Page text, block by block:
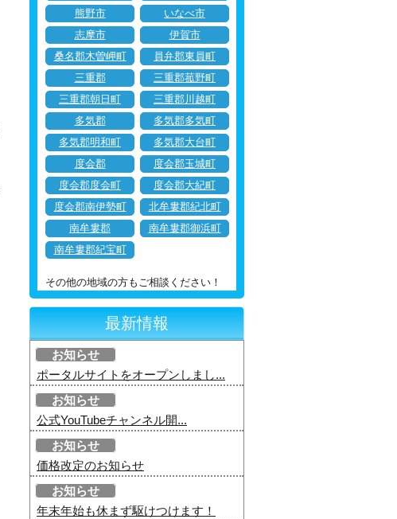
熊野市
いなべ市
志摩市
伊賀市
桑名郡木曽岬町
員弁郡東員町
三重郡
三重郡菰野町
三重郡朝日町
三重郡川越町
多気郡
多気郡多気町
多気郡明和町
多気郡大台町
度会郡
度会郡玉城町
度会郡度会町
度会郡大紀町
度会郡南伊勢町
北牟婁郡紀北町
南牟婁郡
南牟婁郡御浜町
南牟婁郡紀宝町
その他の地域の方もご相談ください！
最新情報
お知らせ
ポータルサイトをオープンしまし...
お知らせ
公式YouTubeチャンネル開...
お知らせ
価格改定のお知らせ
お知らせ
年末年始も休まず駆けつけます！